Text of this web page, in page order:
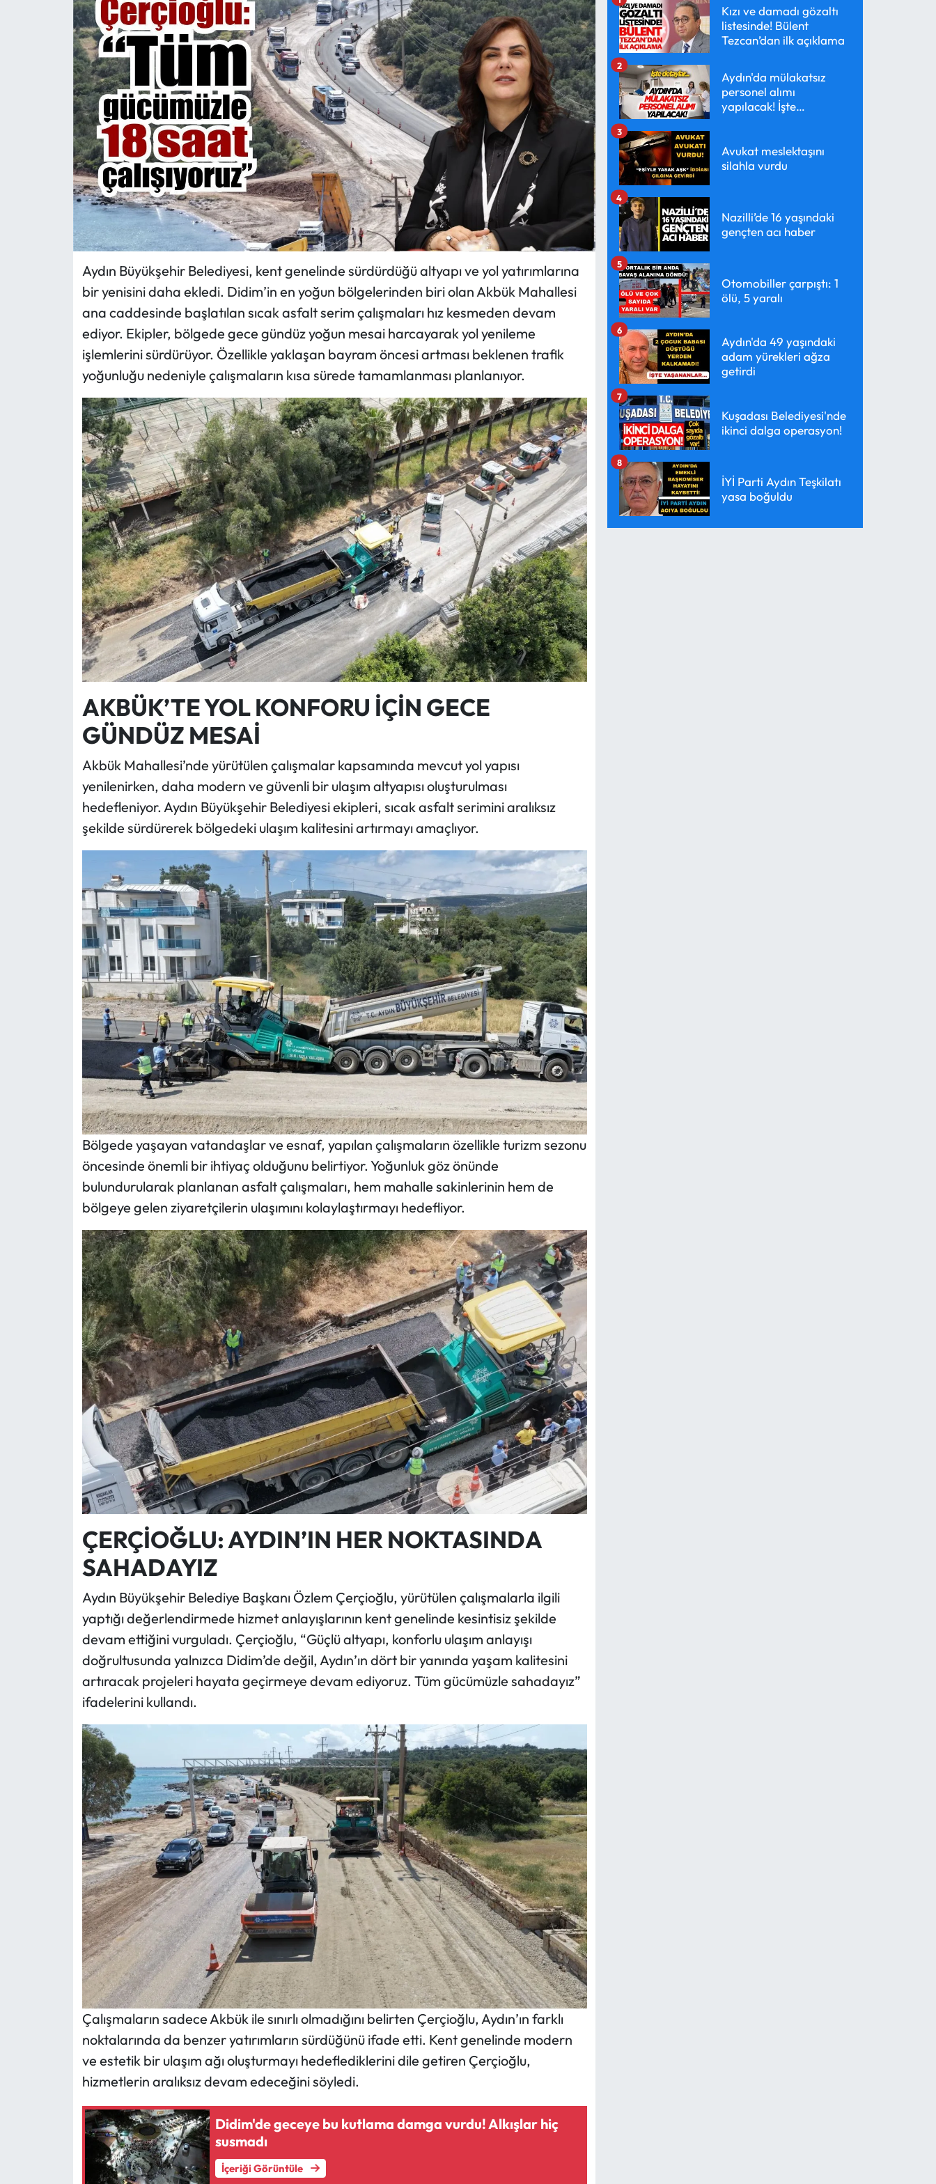
Aydın Büyükşehir Belediyesi, kent genelinde sürdürdüğü altyapı ve yol yatırımlarına
bir yenisini daha ekledi. Didim’in en yoğun bölgelerinden biri olan Akbük Mahallesi
ana caddesinde başlatılan sıcak asfalt serim çalışmaları hız kesmeden devam
ediyor. Ekipler, bölgede gece gündüz yoğun mesai harcayarak yol yenileme
işlemlerini sürdürüyor. Özellikle yaklaşan bayram öncesi artması beklenen trafik
yoğunluğu nedeniyle çalışmaların kısa sürede tamamlanması planlanıyor.
AKBÜK’TE YOL KONFORU İÇİN GECE
GÜNDÜZ MESAİ
Akbük Mahallesi’nde yürütülen çalışmalar kapsamında mevcut yol yapısı
yenilenirken, daha modern ve güvenli bir ulaşım altyapısı oluşturulması
hedefleniyor. Aydın Büyükşehir Belediyesi ekipleri, sıcak asfalt serimini aralıksız
şekilde sürdürerek bölgedeki ulaşım kalitesini artırmayı amaçlıyor.
Bölgede yaşayan vatandaşlar ve esnaf, yapılan çalışmaların özellikle turizm sezonu
öncesinde önemli bir ihtiyaç olduğunu belirtiyor. Yoğunluk göz önünde
bulundurularak planlanan asfalt çalışmaları, hem mahalle sakinlerinin hem de
bölgeye gelen ziyaretçilerin ulaşımını kolaylaştırmayı hedefliyor.
ÇERÇİOĞLU: AYDIN’IN HER NOKTASINDA
SAHADAYIZ
Aydın Büyükşehir Belediye Başkanı Özlem Çerçioğlu, yürütülen çalışmalarla ilgili
yaptığı değerlendirmede hizmet anlayışlarının kent genelinde kesintisiz şekilde
devam ettiğini vurguladı. Çerçioğlu, “Güçlü altyapı, konforlu ulaşım anlayışı
doğrultusunda yalnızca Didim’de değil, Aydın’ın dört bir yanında yaşam kalitesini
artıracak projeleri hayata geçirmeye devam ediyoruz. Tüm gücümüzle sahadayız”
ifadelerini kullandı.
Çalışmaların sadece Akbük ile sınırlı olmadığını belirten Çerçioğlu, Aydın’ın farklı
noktalarında da benzer yatırımların sürdüğünü ifade etti. Kent genelinde modern
ve estetik bir ulaşım ağı oluşturmayı hedeflediklerini dile getiren Çerçioğlu,
hizmetlerin aralıksız devam edeceğini söyledi.
Didim'de geceye bu kutlama damga vurdu! Alkışlar hiç
susmadı
İçeriği Görüntüle
Kızı ve damadı gözaltı
listesinde! Bülent
Tezcan’dan ilk açıklama
Aydın'da mülakatsız
personel alımı
yapılacak! İşte
2
Avukat meslektaşını
silahla vurdu
3
Nazilli’de 16 yaşındaki
gençten acı haber
4
Otomobiller çarpıştı: 1
ölü, 5 yaralı
5
Aydın'da 49 yaşındaki
adam yürekleri ağza
getirdi
6
Kuşadası Belediyesi'nde
ikinci dalga operasyon!
7
İYİ Parti Aydın Teşkilatı
yasa boğuldu
8
MAGAZİN
SAĞLIK
SİYASET
TARIM
TURİZM
YAŞAM
RESMİ İLANLAR
HABER İLAN